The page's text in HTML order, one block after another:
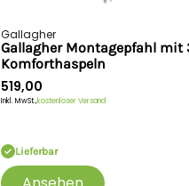
Gallagher
Gallagher Montagepfahl mit
Komforthaspeln
519,00
Inkl. MwSt.,kostenloser Versand
Lieferbar